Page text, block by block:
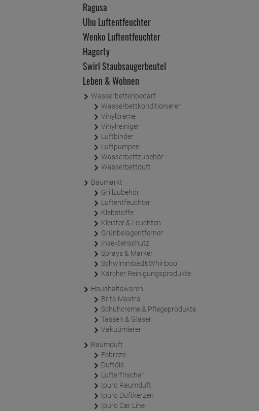
Ragusa
Uhu Luftentfeuchter
Wenko Luftentfeuchter
Hagerty
Swirl Staubsaugerbeutel
Leben & Wohnen
Wasserbettenbedarf
Wasserbettkonditionierer
Vinylcreme
Vinylreiniger
Luftbinder
Luftpumpen
Wasserbettzubehör
Wasserbettduft
Baumarkt
Grillzubehör
Luftentfeuchter
Klebstoffe
Kleister & Leuchten
Grünbelagentferner
Insektenschutz
Sprays & Marker
Schwimmbad&Whirlpool
Kärcher Reinigungsprodukte
Haushaltswaren
Brita Maxtra
Schuhcreme & Pflegeprodukte
Tassen & Gläser
Vakuumierer
Raumduft
Febreze
Duftöle
Lufterfrischer
Ipuro Raumduft
Ipuro Duftkerzen
Ipuro Car Line